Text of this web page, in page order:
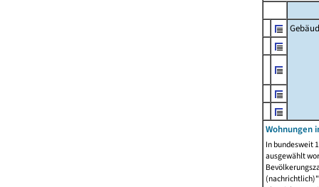
Wohnungen
In bundesweit
ausgewählt